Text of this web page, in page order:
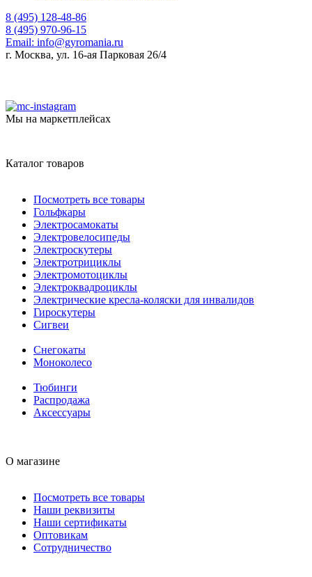
8 (495) 128-48-86
8 (495) 970-96-15
Email: info@gyromania.ru
г. Москва, ул. 16-ая Парковая 26/4
Мы на маркетплейсах
Каталог товаров
Посмотреть все товары
Гольфкары
Электросамокаты
Электровелосипеды
Электроскутеры
Электротрициклы
Электромотоциклы
Электроквадроциклы
Электрические кресла-коляски для инвалидов
Гироскутеры
Сигвеи
Снегокаты
Моноколесо
Тюбинги
Распродажа
Аксессуары
О магазине
Посмотреть все товары
Наши реквизиты
Наши сертификаты
Оптовикам
Сотрудничество